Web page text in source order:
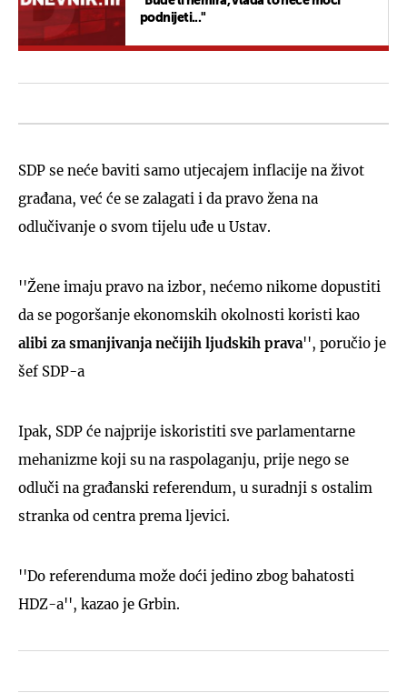
podnijeti..."
SDP se neće baviti samo utjecajem inflacije na život
građana, već će se zalagati i da pravo žena na
odlučivanje o svom tijelu uđe u Ustav.
''Žene imaju pravo na izbor, nećemo nikome dopustiti
da se pogoršanje ekonomskih okolnosti koristi kao
alibi za smanjivanja nečijih ljudskih prava'', poručio je
šef SDP-a
Ipak, SDP će najprije iskoristiti sve parlamentarne
mehanizme koji su na raspolaganju, prije nego se
odluči na građanski referendum, u suradnji s ostalim
stranka od centra prema ljevici.
''Do referenduma može doći jedino zbog bahatosti
HDZ-a'', kazao je Grbin.